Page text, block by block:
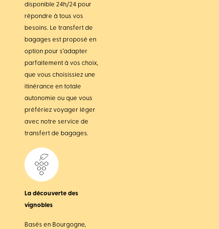
disponible 24h/24 pour
répondre à tous vos
besoins. Le transfert de
bagages est proposé en
option pour s’adapter
parfaitement à vos choix,
que vous choisissiez une
itinérance en totale
autonomie ou que vous
préfériez voyager léger
avec notre service de
transfert de bagages.
La découverte des
vignobles
Basés en Bourgogne,